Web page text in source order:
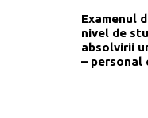
Examenul
nivel de
absolvirii
–